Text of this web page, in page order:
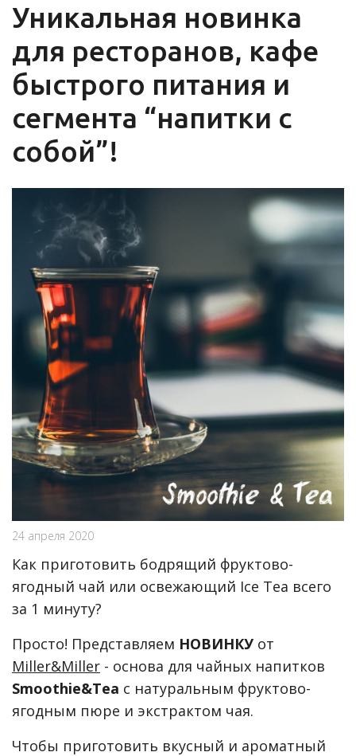
Уникальная новинка
для ресторанов, кафе
быстрого питания и
сегмента “напитки с
собой”!
24 апреля 2020
Как приготовить бодрящий фруктово-
ягодный чай или освежающий Ice Tea всего
за 1 минуту?
Просто! Представляем НОВИНКУ от
Miller&Miller - основа для чайных напитков
Smoothie&Tea с натуральным фруктово-
ягодным пюре и экстрактом чая.
Чтобы приготовить вкусный и ароматный